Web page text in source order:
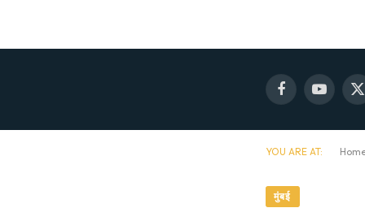
FacebookYouTube
X
YOU ARE AT:
मुंबई